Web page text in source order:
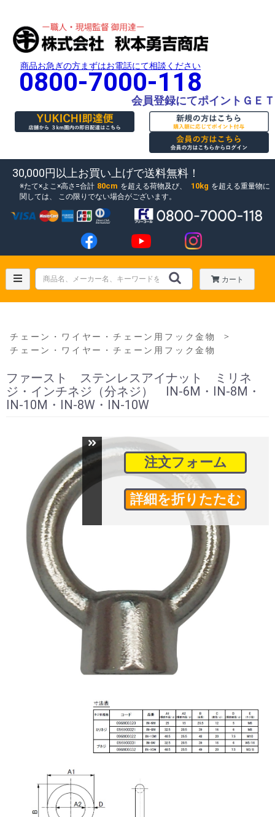
商品お急ぎの方まずはお電話にて相談ください
0800-7000-118
会員登録にてポイントＧＥＴ
30,000円以上お買い上げで送料無料！
たて×よこ×高さ=合計 80cm を超える荷物及び、 10kg を超える重量物に
関しては、
この限りでない場合がございます。
カート
チェーン・ワイヤー・チェーン用フック金物
＞
チェーン・ワイヤー・チェーン用フック金物
ファースト ステンレスアイナット ミリネ
ジ・インチネジ（分ネジ） IN-6M・IN-8M・
IN-10M・IN-8W・IN-10W
注文フォーム